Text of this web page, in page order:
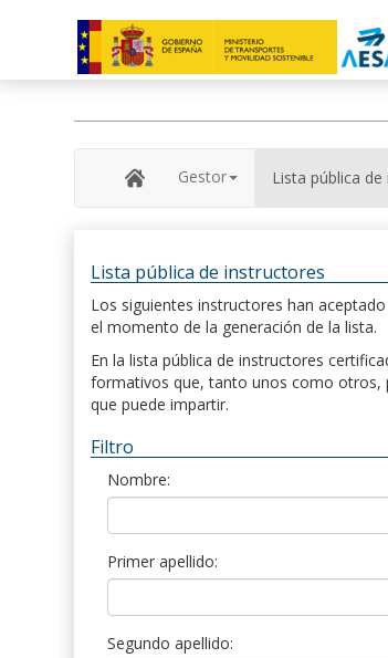
Gestor Lista pública
Lista pública de instructores
Los siguientes instructores han
el momento de la generación de la lista.
En la lista pública de instructores
formativos que, tanto unos como otros,
que puede impartir.
Filtro
Nombre:
Primer apellido:
Segundo apellido: